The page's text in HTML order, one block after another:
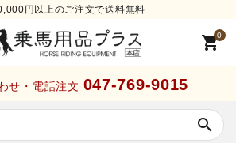
円以上のご注文で送料無料
0
shopping_cart
せ・電話注文 047-769-9015
search